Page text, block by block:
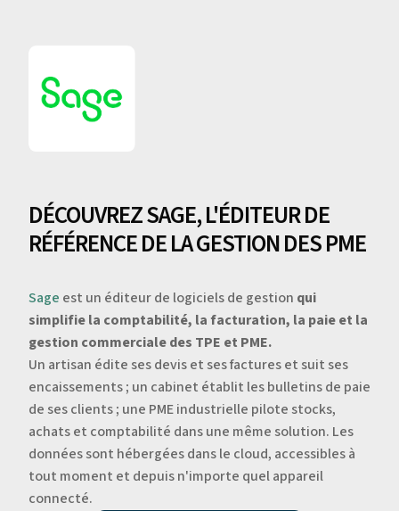
DÉCOUVREZ SAGE, L'ÉDITEUR DE
RÉFÉRENCE DE LA GESTION DES PME
Sage est un éditeur de logiciels de gestion qui
simplifie la comptabilité, la facturation, la paie et la
gestion commerciale des TPE et PME.
Un artisan édite ses devis et ses factures et suit ses
encaissements ; un cabinet établit les bulletins de paie
de ses clients ; une PME industrielle pilote stocks,
achats et comptabilité dans une même solution. Les
données sont hébergées dans le cloud, accessibles à
tout moment et depuis n'importe quel appareil
connecté.